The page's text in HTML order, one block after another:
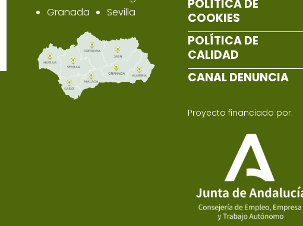
Granada
Sevilla
POLÍTICA DE
COOKIES
POLÍTICA DE
CALIDAD
CANAL DENUNCIA
Proyecto financiado por: